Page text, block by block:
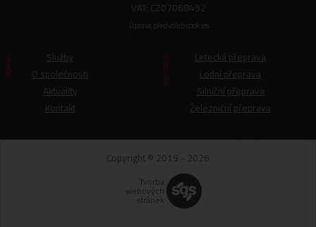
VAT: CZ07068492
Úprava předvoleb cookies
ODKAZY
Služby
O společnosti
Aktuality
Kontakt
PŘEPRAVA
Letecká přeprava
Lodní přeprava
Silniční přeprava
Železniční přeprava
Copyright © 2019 - 2026
Tvorba
webových
stránek